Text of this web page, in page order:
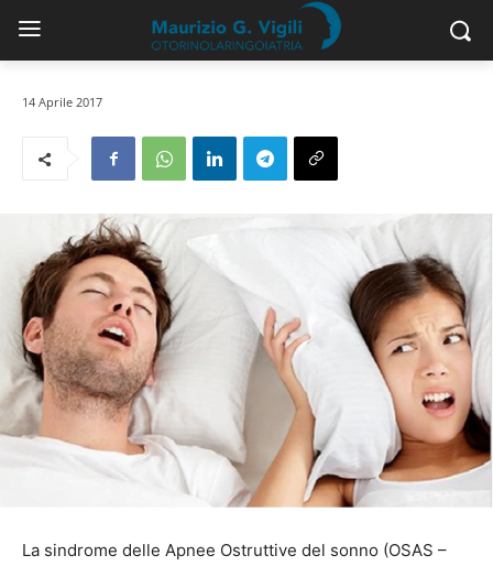
14 Aprile 2017
La sindrome delle Apnee Ostruttive del sonno (OSAS –